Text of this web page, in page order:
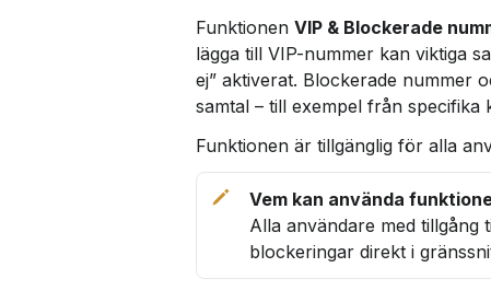
Funktionen VIP & Blockerade
lägga till VIP-nummer kan viktiga
ej” aktiverat. Blockerade nummer
samtal – till exempel från
Funktionen är tillgänglig för alla
Alla användare med
blockeringar direkt i